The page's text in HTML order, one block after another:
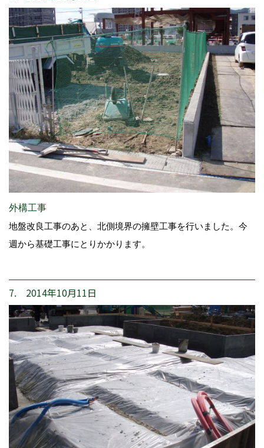
外構工事
地盤改良工事のあと、北側境界の擁壁工事を行いました。今
週から基礎工事にとりかかります。
7. 2014年10月11日